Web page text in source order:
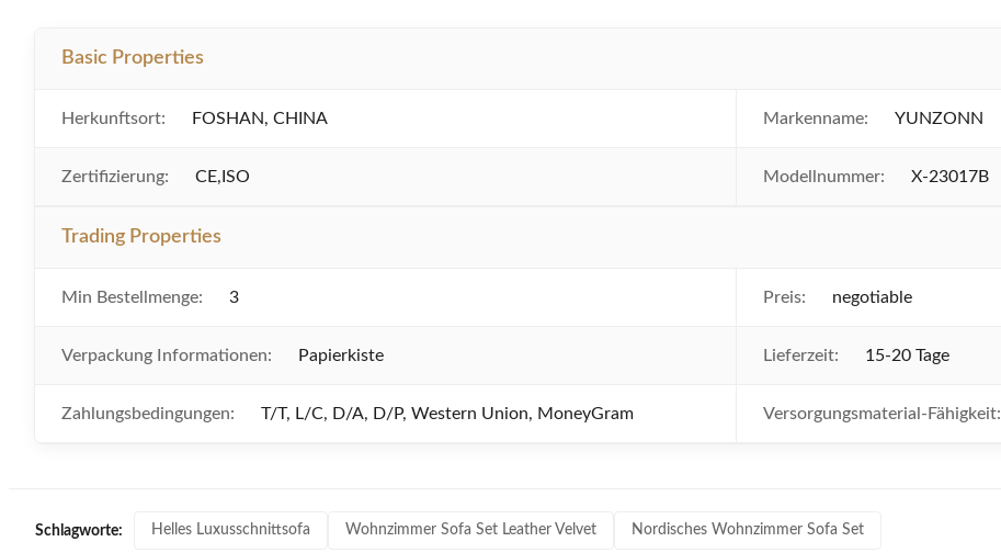
Basic Properties
Herkunftsort: FOSHAN, CHINA Markenname: YUNZONN
Zertifizierung: CE,ISO Modellnummer: X-23017B
Trading Properties
Min Bestellmenge: 3 Preis: negotiable
Verpackung Informationen: Papierkiste Lieferzeit: 15-20 Tage
Zahlungsbedingungen: T/T, L/C, D/A, D/P, Western Union, MoneyGram Versorgungsmaterial-Fähigkeit:
Schlagworte: Helles Luxusschnittsofa Wohnzimmer Sofa Set Leather Velvet Nordisches Wohnzimmer Sofa Set